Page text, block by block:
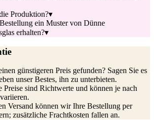
Produktion?▾
ein Muster von Dünne
erhalten?▾
günstigeren Preis gefunden? Sagen Sie es
unser Bestes, ihn zu unterbieten.
Preise sind Richtwerte und können je nach
Versand können wir Ihre Bestellung per
zusätzliche Frachtkosten fallen an.